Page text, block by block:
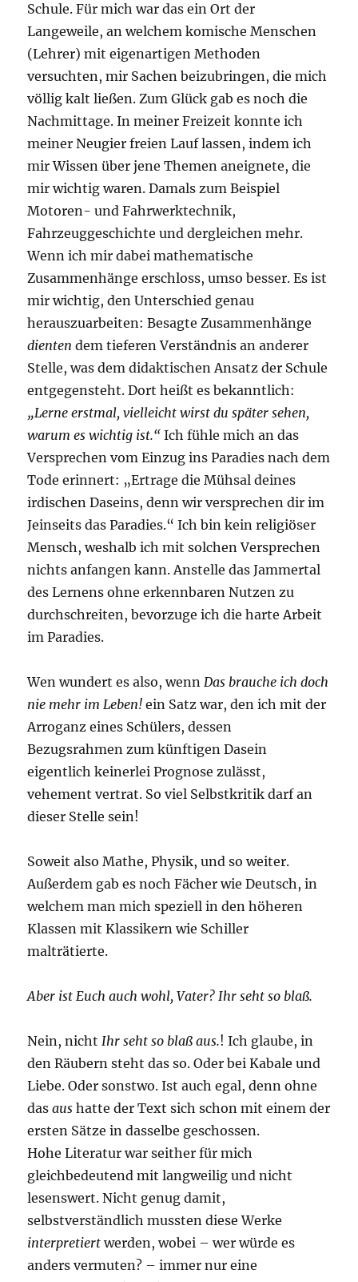
Schule. Für mich war das ein Ort der
Langeweile, an welchem komische Menschen
(Lehrer) mit eigenartigen Methoden
versuchten, mir Sachen beizubringen, die mich
völlig kalt ließen. Zum Glück gab es noch die
Nachmittage. In meiner Freizeit konnte ich
meiner Neugier freien Lauf lassen, indem ich
mir Wissen über jene Themen aneignete, die
mir wichtig waren. Damals zum Beispiel
Motoren- und Fahrwerktechnik,
Fahrzeuggeschichte und dergleichen mehr.
Wenn ich mir dabei mathematische
Zusammenhänge erschloss, umso besser. Es ist
mir wichtig, den Unterschied genau
herauszuarbeiten: Besagte Zusammenhänge
dientendem tieferen Verständnis an anderer
Stelle, was dem didaktischen Ansatz der Schule
entgegensteht. Dort heißt es bekanntlich:
„Lerne erstmal, vielleicht wirst du später sehen,
warum es wichtig ist.“ Ich fühle mich an das
Versprechen vom Einzug ins Paradies nach dem
Tode erinnert: „Ertrage die Mühsal deines
irdischen Daseins, denn wir versprechen dir im
Jeinseits das Paradies.“ Ich bin kein religiöser
Mensch, weshalb ich mit solchen Versprechen
nichts anfangen kann. Anstelle das Jammertal
des Lernens ohne erkennbaren Nutzen zu
durchschreiten, bevorzuge ich die harte Arbeit
im Paradies.
Wen wundert es also, wennDas brauche ich doch
nie mehr im Leben! ein Satz war, den ich mit der
Arroganz eines Schülers, dessen
Bezugsrahmen zum künftigen Dasein
eigentlich keinerlei Prognose zulässt,
vehement vertrat. So viel Selbstkritik darf an
dieser Stelle sein!
Soweit also Mathe, Physik, und so weiter.
Außerdem gab es noch Fächer wie Deutsch, in
welchem man mich speziell in den höheren
Klassen mit Klassikern wie Schiller
malträtierte.
Aber ist Euch auch wohl, Vater? Ihr seht so blaß.
Nein, nichtIhr seht so blaß aus.! Ich glaube, in
den Räubern steht das so. Oder bei Kabale und
Liebe. Oder sonstwo. Ist auch egal, denn ohne
dasaus hatte der Text sich schon mit einem der
ersten Sätze in dasselbe geschossen.
Hohe Literatur war seither für mich
gleichbedeutend mit langweilig und nicht
lesenswert. Nicht genug damit,
selbstverständlich mussten diese Werke
interpretiertwerden, wobei – wer würde es
anders vermuten? – immer nur eine